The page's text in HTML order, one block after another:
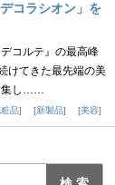
コラシオン」を
コルテ』の最高峰
けてきた最先端の美
集し……
品 新製品 美容